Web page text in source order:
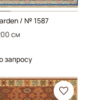
/ № 1587
см
запросу